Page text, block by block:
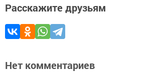
Расскажите друзьям
Нет комментариев